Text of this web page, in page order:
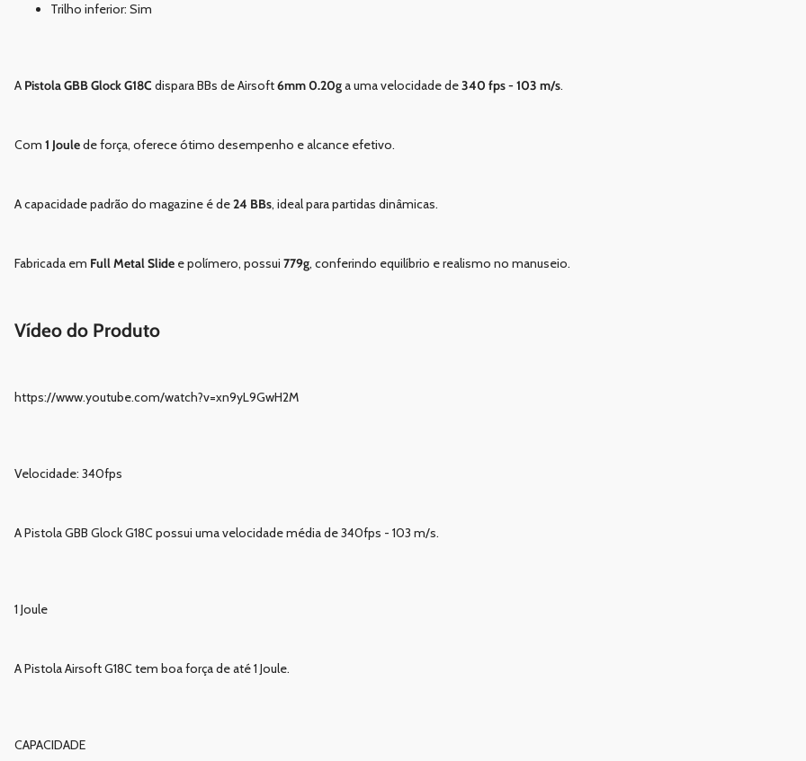
Trilho inferior: Sim
A Pistola GBB Glock G18C dispara BBs de Airsoft6mm 0.20ga uma velocidade de340 fps - 103 m/s.
Com 1 Joulede força, oferece ótimo desempenho e alcance efetivo.
A capacidade padrão do magazine é de24 BBs, ideal para partidas dinâmicas.
Fabricada em Full Metal Slide e polímero, possui 779g, conferindo equilíbrio e realismo no manuseio.
Vídeo do Produto
https://www.youtube.com/watch?v=xn9yL9GwH2M
Velocidade: 340fps
A Pistola GBB Glock G18C possui uma velocidade média de 340fps - 103 m/s.
1 Joule
A Pistola Airsoft G18C tem boa força de até 1 Joule.
CAPACIDADE